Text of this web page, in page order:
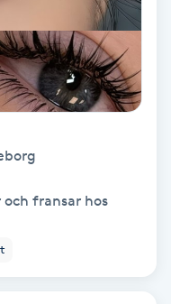
och fransar hos